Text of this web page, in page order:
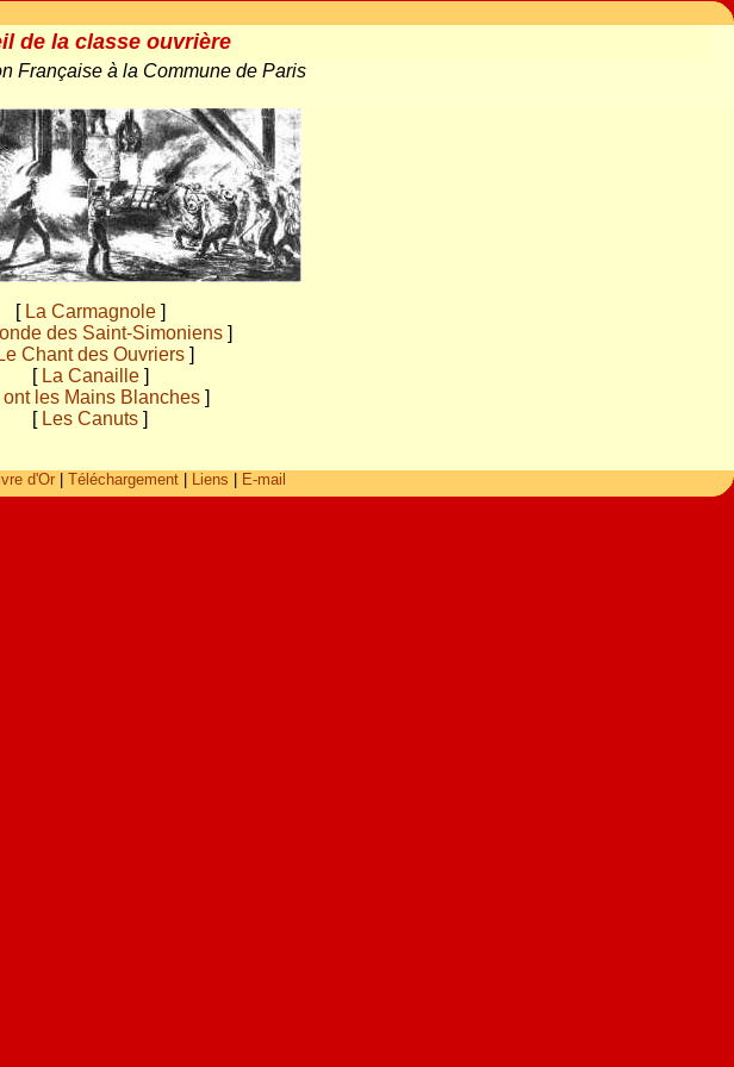
de la classe ouvrière
Française à la Commune de Paris
[ La Carmagnole]
des Saint-Simoniens ]
Le Chant des Ouvriers ]
[ La Canaille]
ont les Mains Blanches ]
[ Les Canuts ]
d'Or Téléchargement Liens E-mail